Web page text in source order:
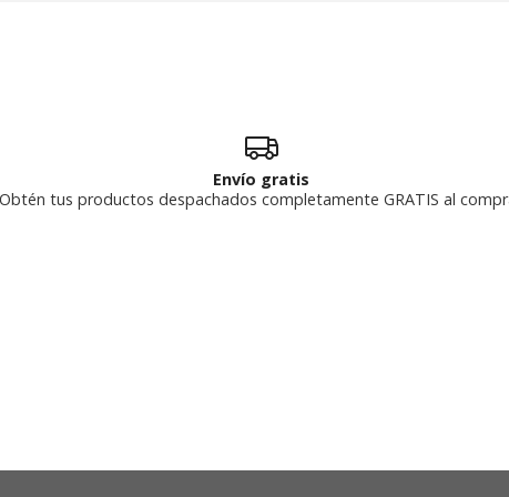
Envío gratis
tus productos despachados completamente GRATIS al